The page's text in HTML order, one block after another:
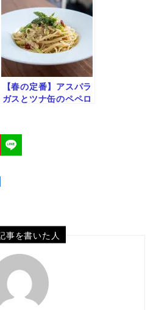
【春の定番】アスパラ
ガスとツナ缶のペペロ
事を書いた人